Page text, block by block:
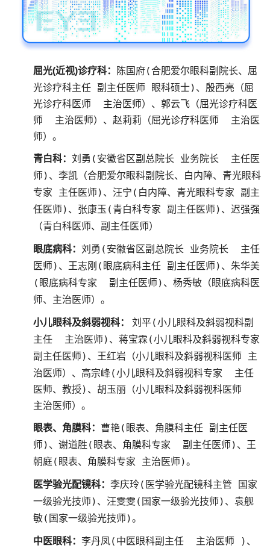
屈光(近视)诊疗科： 陈国府(合肥爱尔眼科副院长、 屈
光诊疗科主任 副主任医师 眼科硕士)、殷西亮（屈
光诊疗科医师 主治医师）、郭云飞（屈光诊疗科医
师 主治医师）、赵莉莉（屈光诊疗科医师 主治医
师）。
青白科： 刘勇(安徽省区副总院长 业务院长 主任医
师)、李凯（合肥爱尔眼科副院长、白内障、青光眼科
专家 主任医师)、汪宁(白内障、青光眼科专家 副主
任医师)、张康玉(青白科专家 副主任医师)、迟强强
（青白科医师、副主任医师）
眼底病科： 刘勇(安徽省区副总院长 业务院长 主任
医师)、王志刚(眼底病科主任 副主任医师)、朱华美
(眼底病科专家 副主任医师)、杨秀敏（眼底病科医
师、主治医师）。
小儿眼科及斜弱视科： 刘平(小儿眼科及斜弱视科副
主任 主治医师)、蒋宝霖(小儿眼科及斜弱视科专家
副主任医师)、 王红岩（小儿眼科及斜弱视科医师 主
治医师）、高宗峰(小儿眼科及斜弱视科专家 主任
医师、教授)、胡玉丽（小儿眼科及斜弱视科医师
主治医师）。
眼表、角膜科： 曹艳(眼表、角膜科主任 副主任医
师)、谢道胜(眼表、角膜科专家 副主任医师)、王
朝庭(眼表、角膜科专家 主治医师)。
医学验光配镜科： 李庆玲(医学验光配镜科主管 国家
一级验光技师)、汪雯雯(国家一级验光技师)、袁舰
敏(国家一级验光技师)。
中医眼科： 李丹凤(中医眼科副主任 主治 医师 )、